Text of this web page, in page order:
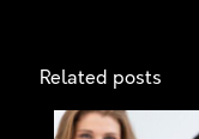
Related posts